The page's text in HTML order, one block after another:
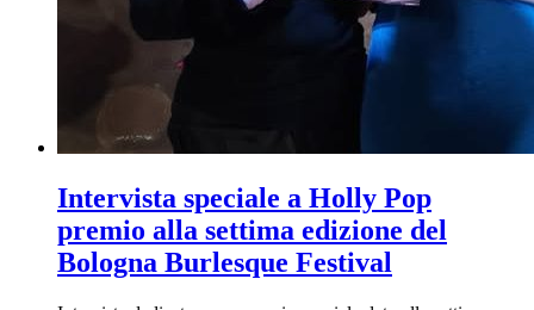
Intervista speciale a Holly Pop
premio alla settima edizione del
Bologna Burlesque Festival